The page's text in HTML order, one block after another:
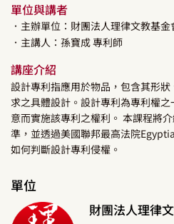
單位與講者
．主辦單位：財團法人理律文教基金
．主講人： 孫寶成專利師
講座介紹
設計專利指應用於物品，包含其形
求之具體設計。設計專利為專利權
意而實施該專利之權利。 本課程將
準，並透過美國聯邦最高法院
如何判斷設計專利侵權。
單位
財團法人理律